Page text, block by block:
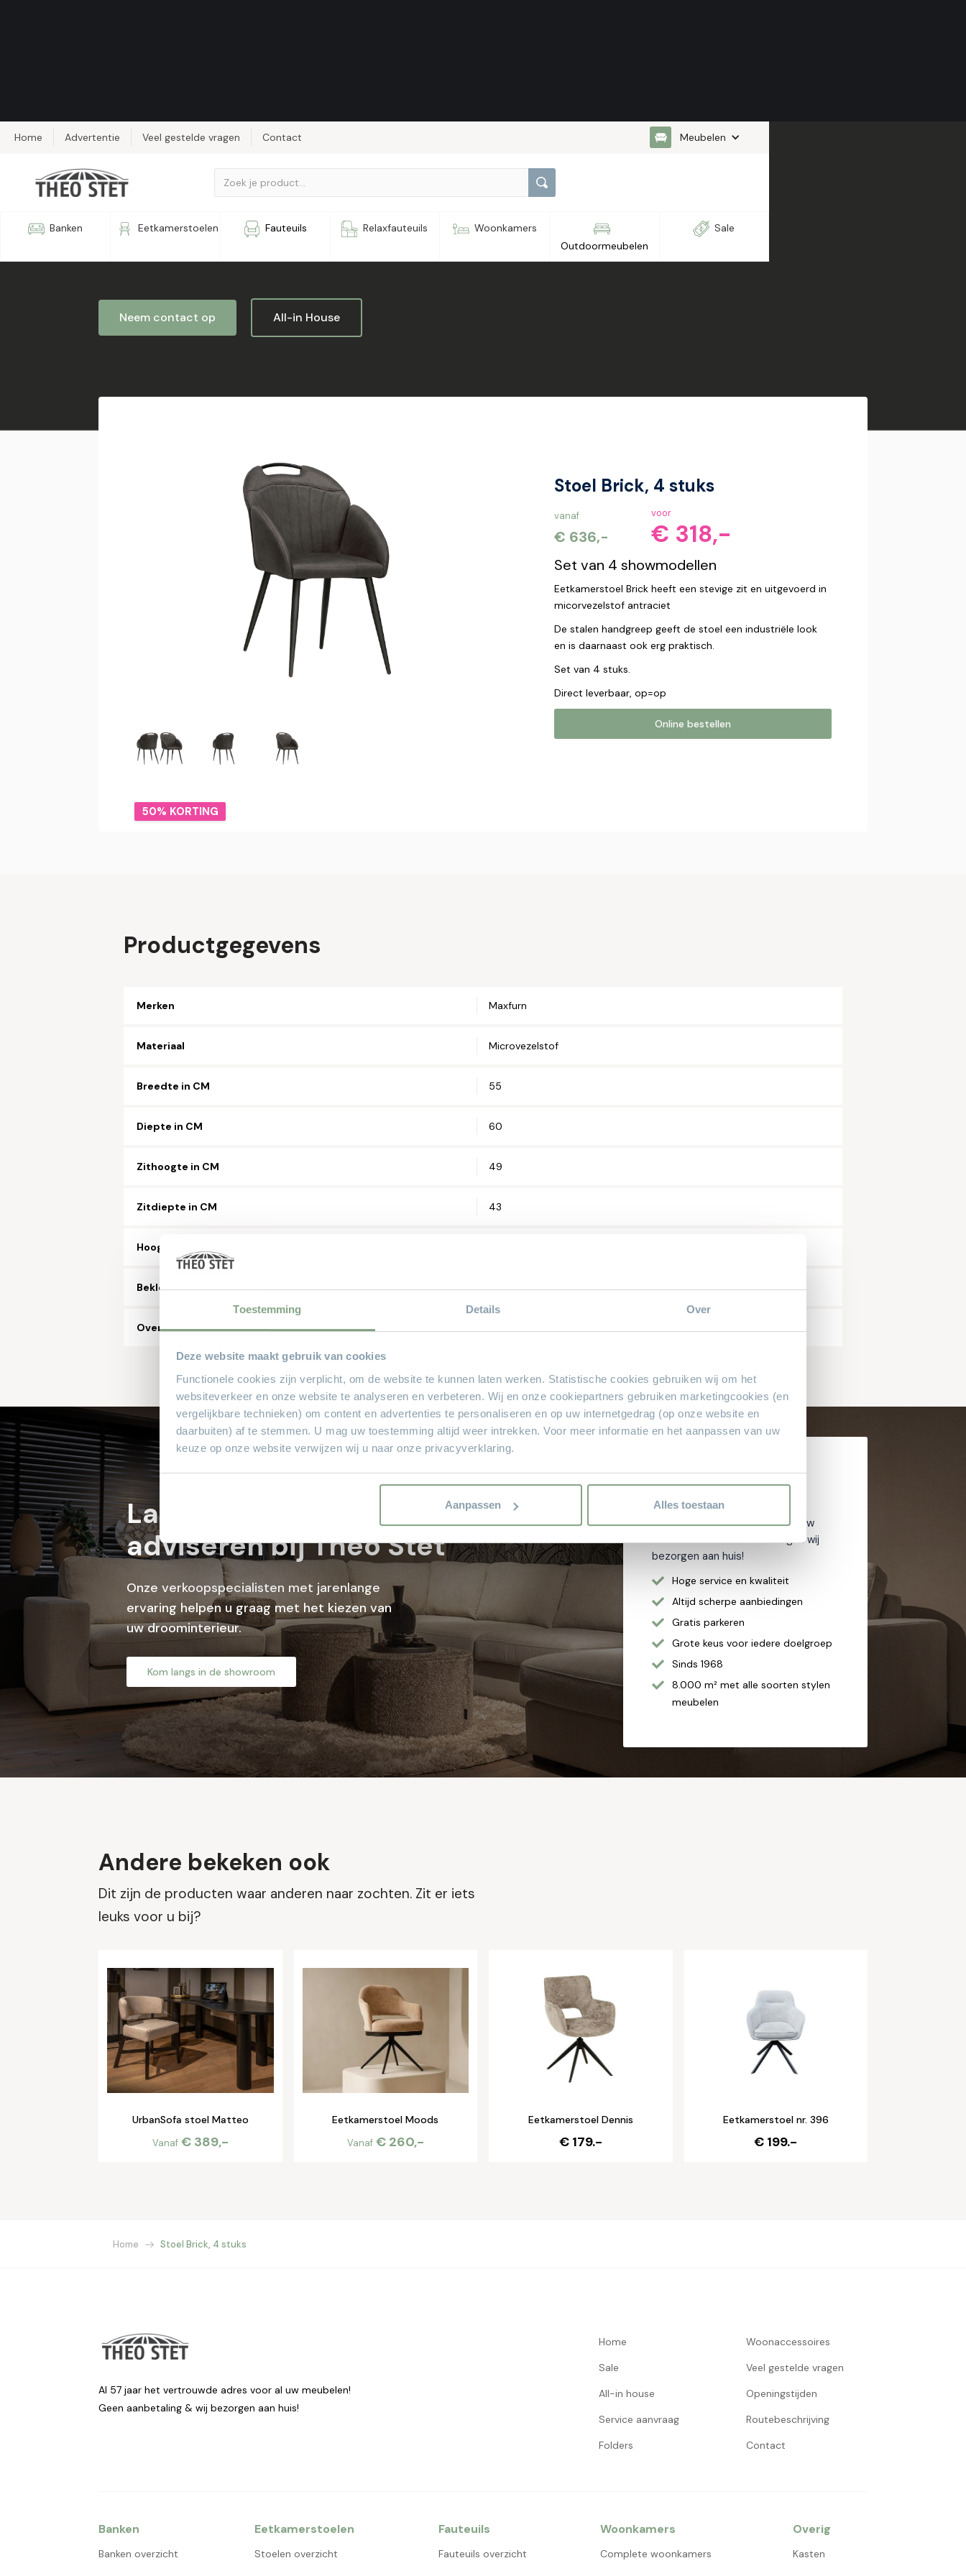
Toestemming Details Over
Deze website maakt gebruik van cookies
Functionele cookies zijn verplicht, om de website te kunnen laten werken. Statistische cookies gebruiken wij om het
websiteverkeer en onze website te analyseren en verbeteren. Wij en onze cookiepartners gebruiken marketingcookies (en
vergelijkbare technieken) om content en advertenties te personaliseren en op uw internetgedrag (op onze website en
daarbuiten) af te stemmen. U mag uw toestemming altijd weer intrekken. Voor meer informatie en het aanpassen van uw
keuze op onze website verwijzen wij u naar onze privacyverklaring.
Aanpassen Alles toestaan
Home Advertentie Veel gestelde vragen Contact Meubelen
Banken Eetkamerstoelen Fauteuils Relaxfauteuils
Woonkamers
Outdoormeubelen
Sale
Stoel Brick, 4 stuks
Neem contact op All-in House
50% KORTING
Stoel Brick, 4 stuks
vanaf
€ 636,-
voor
€ 318,-
Set van 4 showmodellen
Eetkamerstoel Brick heeft een stevige zit en uitgevoerd in
micorvezelstof antraciet
De stalen handgreep geeft de stoel een industriële look
en is daarnaast ook erg praktisch.
Set van 4 stuks.
Direct leverbaar, op=op
Online bestellen
Productgegevens
Merken Maxfurn
Materiaal Microvezelstof
Breedte in CM 55
Diepte in CM 60
Zithoogte in CM 49
Zitdiepte in CM 43
Hoogte in CM
Bekleding microvezelstof Antraciet
Overig
Laat je professioneel
adviseren bij Theo Stet
Onze verkoopspecialisten met jarenlange
ervaring helpen u graag met het kiezen van
uw droominterieur.
Kom langs in de showroom
Waarom
Theo Stet?
Het vertrouwde adres voor al uw
meubelen! Geen aanbetaling & wij
bezorgen aan huis!
Hoge service en kwaliteit
Altijd scherpe aanbiedingen
Gratis parkeren
Grote keus voor iedere doelgroep
Sinds 1968
8.000 m² met alle soorten stylen
meubelen
Andere bekeken ook
Dit zijn de producten waar anderen naar zochten. Zit er iets
leuks voor u bij?
UrbanSofa stoel Matteo
Vanaf € 389,-
Eetkamerstoel Moods
Vanaf € 260,-
Eetkamerstoel Dennis
€ 179.-
Eetkamerstoel nr. 396
€ 199.-
Home Stoel Brick, 4 stuks
Al 57 jaar het vertrouwde adres voor al uw meubelen!
Geen aanbetaling & wij bezorgen aan huis!
Home
Sale
All-in house
Service aanvraag
Folders
Woonaccessoires
Veel gestelde vragen
Openingstijden
Routebeschrijving
Contact
Banken
Banken overzicht
Eetkamerstoelen
Stoelen overzicht
Fauteuils
Fauteuils overzicht
Woonkamers
Complete woonkamers
Overig
Kasten